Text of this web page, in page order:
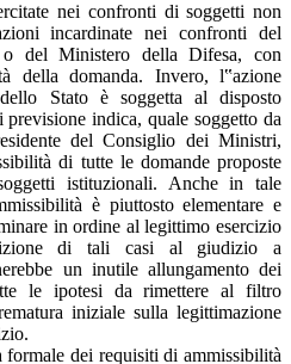
nei confronti di soggetti non
incardinate nei confronti del
del Ministero della Difesa, con
della domanda. Invero, l‟azione
Stato è soggetta al disposto
indica, quale soggetto da
del Consiglio dei Ministri,
di tutte le domande proposte
istituzionali. Anche in tale
è piuttosto elementare e
in ordine al legittimo esercizio
di tali casi al giudizio a
un inutile allungamento dei
le ipotesi da rimettere al filtro
iniziale sulla legittimazione
dei requisiti di ammissibilità